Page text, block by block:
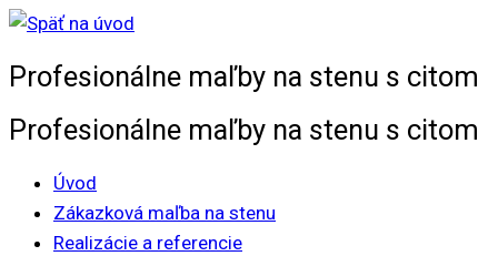
Skip
content
Profesionálne maľby na stenu s citom
Profesionálne maľby na stenu s citom
Úvod
Zákazková maľba na stenu
Realizácie a referencie